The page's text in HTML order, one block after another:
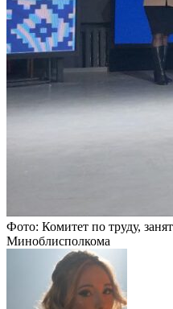
Фото: Комитет по труду,
Миноблисполкома